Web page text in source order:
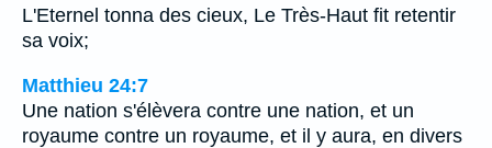
L'Eternel tonna des cieux, Le Très-Haut fit retentir
sa voix;
Matthieu 24:7
Une nation s'élèvera contre une nation, et un
royaume contre un royaume, et il y aura, en divers